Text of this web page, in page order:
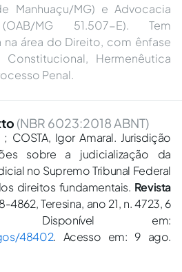
Manhuaçu/MG) e Advocacia
MG 51.507-E). Tem
na área do Direito, com ênfase
Hermenêutica
Penal.
(NBR 6023:2018 ABNT)
; COSTA, Igor Amaral. Jurisdição
sobre a judicialização da
no Supremo Tribunal Federal
direitos fundamentais. Revista
4862, Teresina, ano 21, n. 4723, 6
em:
48402. Acesso em: 9 ago.